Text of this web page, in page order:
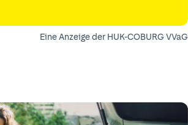
Eine Anzeige der HUK-COBURG VVaG